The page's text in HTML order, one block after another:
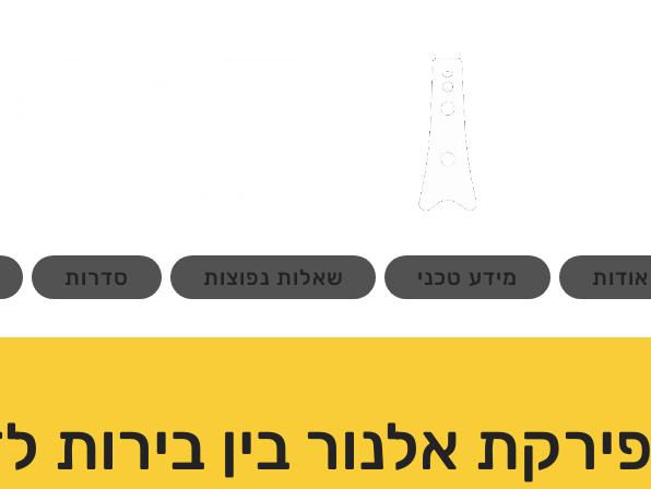
סדרות שאלות נפוצות מידע טכני אודות
פירקת אלנור בין